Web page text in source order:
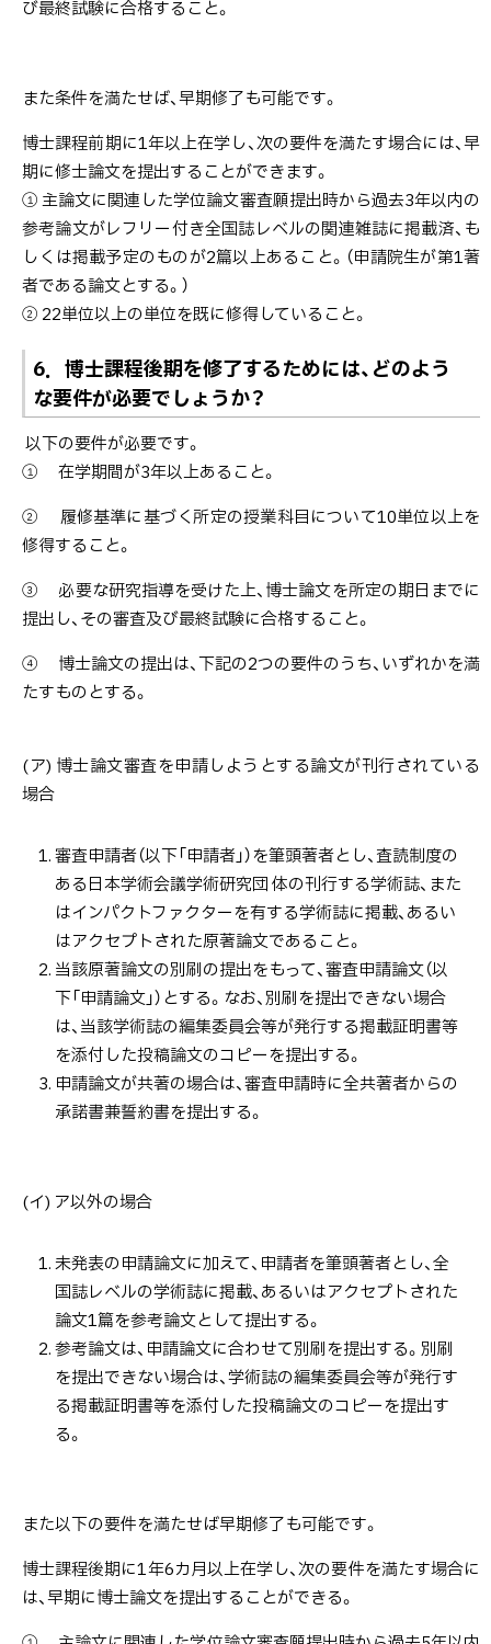
び最終試験に合格すること。
また条件を満たせば、早期修了も可能です。
博士課程前期に1年以上在学し、次の要件を満たす場合には、早
期に修士論文を提出することができます。
① 主論文に関連した学位論文審査願提出時から過去3年以内の
参考論文がレフリー付き全国誌レベルの関連雑誌に掲載済、も
しくは掲載予定のものが2篇以上あること。（申請院生が第1著
者である論文とする。）
② 22単位以上の単位を既に修得していること。
6．博士課程後期を修了するためには、どのよう
な要件が必要でしょうか？
以下の要件が必要です。
① 在学期間が3年以上あること。
② 履修基準に基づく所定の授業科目について10単位以上を
修得すること。
③ 必要な研究指導を受けた上、博士論文を所定の期日までに
提出し、その審査及び最終試験に合格すること。
④ 博士論文の提出は、下記の2つの要件のうち、いずれかを満
たすものとする。
(ア) 博士論文審査を申請しようとする論文が刊行されている
場合
審査申請者（以下「申請者」）を筆頭著者とし、査読制度の
ある日本学術会議学術研究団 体の刊行する学術誌、また
はインパクトファクターを有する学術誌に掲載、あるい
はアクセプトされた原著論文であること。
当該原著論文の別刷の提出をもって、審査申請論文（以
下「申請論文」）とする。なお、別刷を提出できない場合
は、当該学術誌の編集委員会等が発行する掲載証明書等
を添付した投稿論文のコピーを提出する。
申請論文が共著の場合は、審査申請時に全共著者からの
承諾書兼誓約書を提出する。
(イ) ア以外の場合
未発表の申請論文に加えて、申請者を筆頭著者とし、全
国誌レベルの学術誌に掲載、あるいはアクセプトされた
論文1篇を参考論文として提出する。
参考論文は、申請論文に合わせて別刷を提出する。別刷
を提出できない場合は、学術誌の編集委員会等が発行す
る掲載証明書等を添付した投稿論文のコピーを提出す
る。
また以下の要件を満たせば早期修了も可能です。
博士課程後期に1年6カ月以上在学し、次の要件を満たす場合に
は、早期に博士論文を提出することができる。